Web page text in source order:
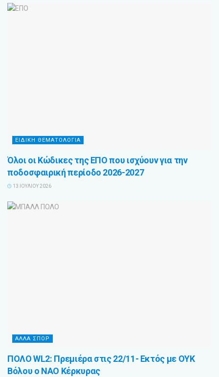
ΕΙΔΙΚΗ ΘΕΜΑΤΟΛΟΓΙΑ
Όλοι οι Κώδικες της ΕΠΟ που ισχύουν για την
ποδοσφαιρική περίοδο 2026-2027
13 ΙΟΥΛΊΟΥ 2026
ΑΛΛΑ ΣΠΟΡ
ΠΟΛΟ WL2: Πρεμιέρα στις 22/11- Εκτός με ΟΥΚ
Βόλου ο ΝΑΟ Κέρκυρας